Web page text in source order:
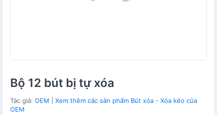
Bộ 12 bút bị tự xóa
Tác giả: OEM
Xem thêm các sản phẩm Bút xóa - Xóa kéo của
OEM